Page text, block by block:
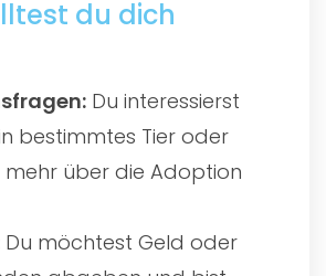
du dich
Du interessierst
bestimmtes Tier oder
über die Adoption
Du möchtest Geld oder